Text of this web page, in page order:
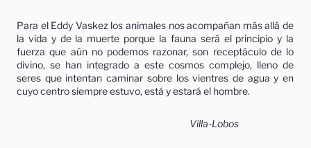
Para el Eddy Vaskez los animales nos acompañan más allá de
la vida y de la muerte porque la fauna será el principio y la
fuerza que aún no podemos razonar, son receptáculo de lo
divino, se han integrado a este cosmos complejo, lleno de
seres que intentan caminar sobre los vientres de agua y en
cuyo centro siempre estuvo, está y estará el hombre.
Villa-Lobos